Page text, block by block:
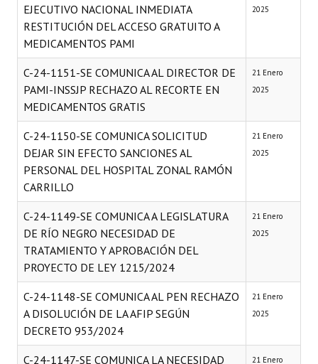
EJECUTIVO NACIONAL INMEDIATA
RESTITUCIÓN DEL ACCESO GRATUITO A
MEDICAMENTOS PAMI
2025
C-24-1151-SE COMUNICA AL DIRECTOR DE
PAMI-INSSJP RECHAZO AL RECORTE EN
MEDICAMENTOS GRATIS
21 Enero
2025
C-24-1150-SE COMUNICA SOLICITUD
DEJAR SIN EFECTO SANCIONES AL
PERSONAL DEL HOSPITAL ZONAL RAMÓN
CARRILLO
21 Enero
2025
C-24-1149-SE COMUNICA A LEGISLATURA
DE RÍO NEGRO NECESIDAD DE
TRATAMIENTO Y APROBACIÓN DEL
PROYECTO DE LEY 1215/2024
21 Enero
2025
C-24-1148-SE COMUNICA AL PEN RECHAZO
A DISOLUCIÓN DE LA AFIP SEGÚN
DECRETO 953/2024
21 Enero
2025
C-24-1147-SE COMUNICA LA NECESIDAD 21 Enero